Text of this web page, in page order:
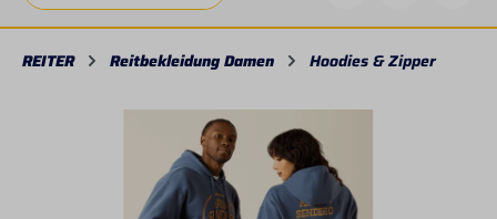
REITER Reitbekleidung Damen Hoodies & Zipper
Bildergalerie überspringen